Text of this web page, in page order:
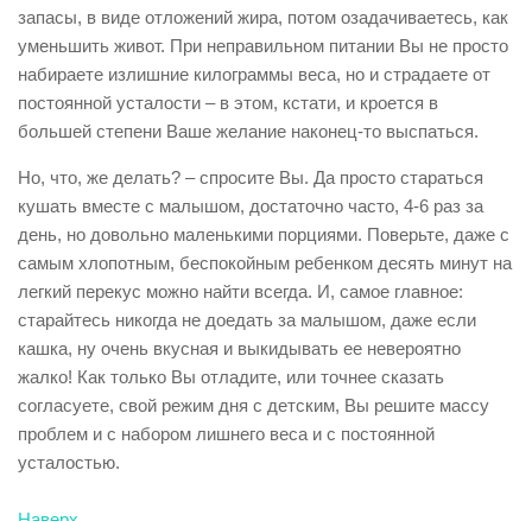
запасы, в виде отложений жира, потом озадачиваетесь, как
уменьшить живот. При неправильном питании Вы не просто
набираете излишние килограммы веса, но и страдаете от
постоянной усталости – в этом, кстати, и кроется в
большей степени Ваше желание наконец-то выспаться.
Но, что, же делать? – спросите Вы. Да просто стараться
кушать вместе с малышом, достаточно часто, 4-6 раз за
день, но довольно маленькими порциями. Поверьте, даже с
самым хлопотным, беспокойным ребенком десять минут на
легкий перекус можно найти всегда. И, самое главное:
старайтесь никогда не доедать за малышом, даже если
кашка, ну очень вкусная и выкидывать ее невероятно
жалко! Как только Вы отладите, или точнее сказать
согласуете, свой режим дня с детским, Вы решите массу
проблем и с набором лишнего веса и с постоянной
усталостью.